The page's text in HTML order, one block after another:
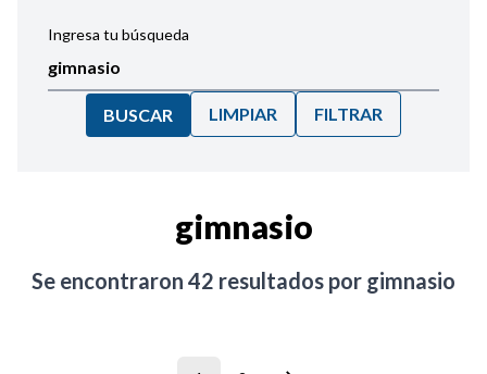
Ingresa tu búsqueda
BUSCAR LIMPIAR FILTRAR
gimnasio
Se encontraron 42 resultados por gimnasio